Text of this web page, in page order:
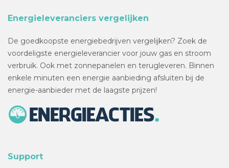
Energieleveranciers vergelijken
De goedkoopste energiebedrijven vergelijken? Zoek de
voordeligste energieleverancier voor jouw gas en stroom
verbruik. Ook met zonnepanelen en terugleveren. Binnen
enkele minuten een energie aanbieding afsluiten bij de
energie-aanbieder met de laagste prijzen!
Support